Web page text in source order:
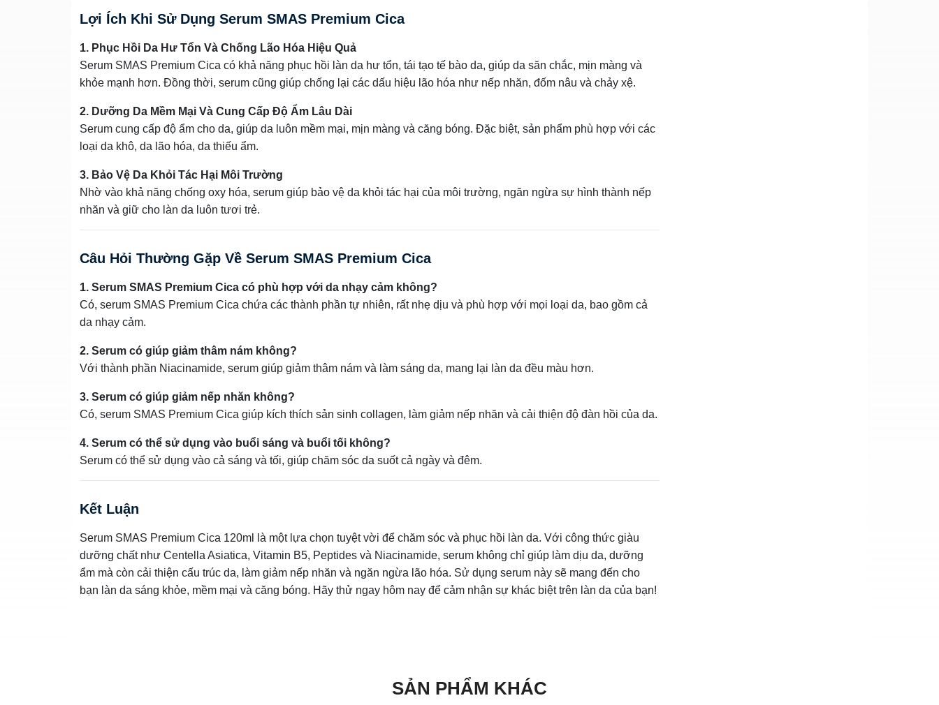
Lợi Ích Khi Sử Dụng Serum SMAS Premium Cica
1. Phục Hồi Da Hư Tổn Và Chống Lão Hóa Hiệu Quả
Serum SMAS Premium Cica có khả năng phục hồi làn da hư tổn, tái tạo tế bào da, giúp da săn chắc, mịn màng và
khỏe mạnh hơn. Đồng thời, serum cũng giúp chống lại các dấu hiệu lão hóa như nếp nhăn, đốm nâu và chảy xệ.
2. Dưỡng Da Mềm Mại Và Cung Cấp Độ Ẩm Lâu Dài
Serum cung cấp độ ẩm cho da, giúp da luôn mềm mại, mịn màng và căng bóng. Đặc biệt, sản phẩm phù hợp với các
loại da khô, da lão hóa, da thiếu ẩm.
3. Bảo Vệ Da Khỏi Tác Hại Môi Trường
Nhờ vào khả năng chống oxy hóa, serum giúp bảo vệ da khỏi tác hại của môi trường, ngăn ngừa sự hình thành nếp
nhăn và giữ cho làn da luôn tươi trẻ.
Câu Hỏi Thường Gặp Về Serum SMAS Premium Cica
1. Serum SMAS Premium Cica có phù hợp với da nhạy cảm không?
Có, serum SMAS Premium Cica chứa các thành phần tự nhiên, rất nhẹ dịu và phù hợp với mọi loại da, bao gồm cả
da nhạy cảm.
2. Serum có giúp giảm thâm nám không?
Với thành phần Niacinamide, serum giúp giảm thâm nám và làm sáng da, mang lại làn da đều màu hơn.
3. Serum có giúp giảm nếp nhăn không?
Có, serum SMAS Premium Cica giúp kích thích sản sinh collagen, làm giảm nếp nhăn và cải thiện độ đàn hồi của da.
4. Serum có thể sử dụng vào buổi sáng và buổi tối không?
Serum có thể sử dụng vào cả sáng và tối, giúp chăm sóc da suốt cả ngày và đêm.
Kết Luận
Serum SMAS Premium Cica 120ml là một lựa chọn tuyệt vời để chăm sóc và phục hồi làn da. Với công thức giàu
dưỡng chất như Centella Asiatica, Vitamin B5, Peptides và Niacinamide, serum không chỉ giúp làm dịu da, dưỡng
ẩm mà còn cải thiện cấu trúc da, làm giảm nếp nhăn và ngăn ngừa lão hóa. Sử dụng serum này sẽ mang đến cho
bạn làn da sáng khỏe, mềm mại và căng bóng. Hãy thử ngay hôm nay để cảm nhận sự khác biệt trên làn da của bạn!
SẢN PHẨM KHÁC